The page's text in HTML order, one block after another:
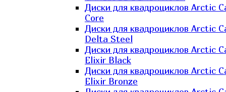
Диски для квадроциклов Arctic
Core
Диски для квадроциклов Arctic
Delta Steel
Диски для квадроциклов Arctic
Elixir Black
Диски для квадроциклов Arctic
Elixir Bronze